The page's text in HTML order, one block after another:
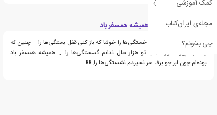
کمک آموزشی
مجله‌ی ایران‌کتاب
چی بخونم؟
قسمت هایی از کتاب همیشه همسفر باد
خدای من، چه کنم بار خستگی‌ها را خوشا که باز کنی قفل بستگی‌ها را ... چنین که
یک‌شبه پیوندخورده‌ام با تو هزار سال ندانم گسستگی‌ها را ... همیشه همسفر باد
بوده‌ام چون ابر چو برف سر نسپردم نشستگی‌ها را.